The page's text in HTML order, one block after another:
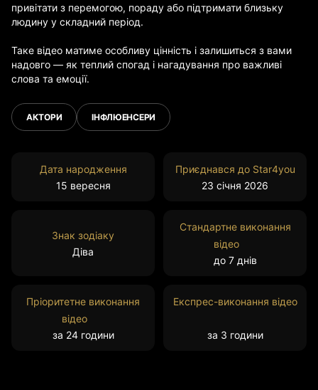
привітати з перемогою, пораду або підтримати близьку
людину у складний період.
Таке відео матиме особливу цінність і залишиться з вами
надовго — як теплий спогад і нагадування про важливі
слова та емоції.
АКТОРИ ІНФЛЮЕНСЕРИ
Дата народження
15 вересня
Приєднався до Star4you
23 cічня 2026
Знак зодіаку
Діва
Стандартне виконання
відео
до 7 днів
Пріоритетне виконання
відео
за 24 години
Експрес-виконання відео
за 3 години